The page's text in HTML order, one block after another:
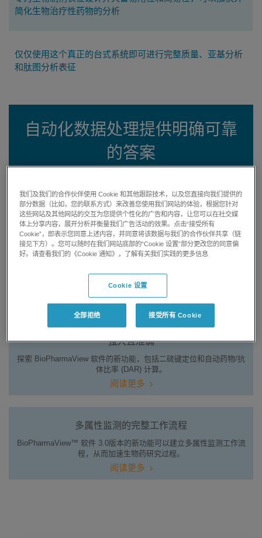
简化生物治疗性药物的分析
仅仅使用这个真正的台式系统即可进行完整质量、亚基分析
和肽图分析表征
自动化数据处理提供明确可靠
的答案
BioPharmaView™ 软件具有强大数据处理和出色的可视化功
能，可使分析人员获得高质量的数据结果。
简单且自动化
采用 BioPharmaView™ 软件迅速将您的生物制剂表征数据处理成结
果。
观看视频
强大且准确
探索 BioPharmaView 软件的新功能，包括二硫键定位和自动药物/抗
体比率 (DAR) 计算。
阅读更多
多属性监测的完整工作流程
BioPharmaView™ 软件 3.0版本的新功能可以建立多属性监测工作流
程，从而加速生物药研究过程。
阅读更多
我们及我们的合作伙伴使用 Cookie 和其他跟踪技术，以及您直接向我们提供的
部分数据（比如，您的联系方式）来改善您使用我们网站的体验，根据您针对
这些网站及其他网站的交互为您提供个性化的广告和内容，让您可以在社交媒
体上分享内容，展开分析并衡量我们广告活动的效果。点击“接受所有
Cookie”，即表示您同意上述内容，并同意将该数据与我们的合作伙伴共享（链
接见下方）。您可以随时在我们网站底部的“Cookie 设置”部分更改您的同意偏
好。请查看我们的《Cookie 通知》，了解有关我们实践的更多信息
Cookie 设置
全部拒绝 接受所有 Cookie